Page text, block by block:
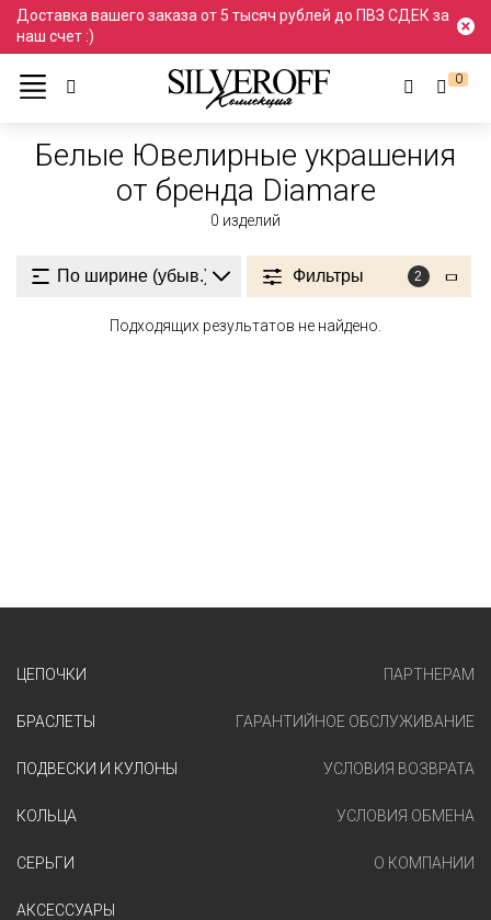
Доставка вашего заказа от 5 тысяч рублей до ПВЗ СДЕК за
наш счет :)
0
Ювелирные украшения
Белый Белые
Белые Ювелирные украшения
от бренда Diamare
0 изделий
Фильтры 2
Подходящих результатов не найдено.
ЦЕПОЧКИ
БРАСЛЕТЫ
ПОДВЕСКИ И КУЛОНЫ
КОЛЬЦА
СЕРЬГИ
АКСЕССУАРЫ
ПАРТНЕРАМ
ГАРАНТИЙНОЕ ОБСЛУЖИВАНИЕ
УСЛОВИЯ ВОЗВРАТА
УСЛОВИЯ ОБМЕНА
О КОМПАНИИ